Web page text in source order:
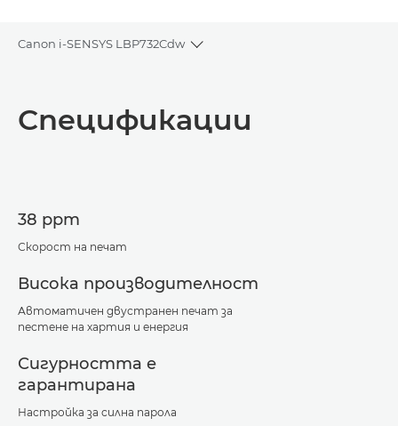
Canon i-SENSYS LBP732Cdw
Toggle breadcrumbs
Спецификации
Изтегляне на PDF
Спецификации
38 ppm
Скорост на печат
Висока производителност
Автоматичен двустранен печат за
пестене на хартия и енергия
Сигурността е
гарантирана
Настройка за силна парола